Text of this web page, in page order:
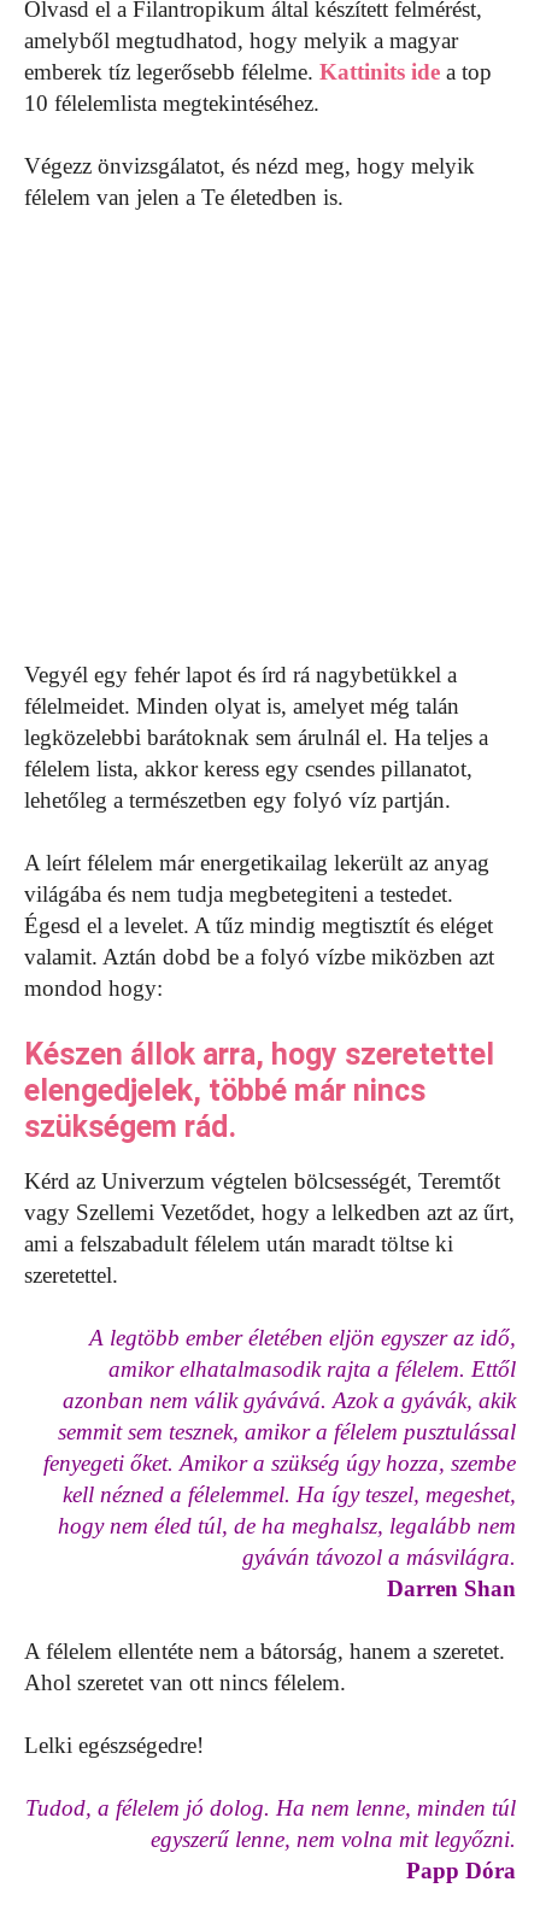
Olvasd el a Filantropikum által készített felmérést,
amelyből megtudhatod, hogy melyik a magyar
emberek tíz legerősebb félelme. Kattinits ide a top
10 félelemlista megtekintéséhez.
Végezz önvizsgálatot, és nézd meg, hogy melyik
félelem van jelen a Te életedben is.
Vegyél egy fehér lapot és írd rá nagybetükkel a
félelmeidet. Minden olyat is, amelyet még talán
legközelebbi barátoknak sem árulnál el. Ha teljes a
félelem lista, akkor keress egy csendes pillanatot,
lehetőleg a természetben egy folyó víz partján.
A leírt félelem már energetikailag lekerült az anyag
világába és nem tudja megbetegiteni a testedet.
Égesd el a levelet. A tűz mindig megtisztít és eléget
valamit. Aztán dobd be a folyó vízbe miközben azt
mondod hogy:
Készen állok arra, hogy szeretettel
elengedjelek, többé már nincs
szükségem rád.
Kérd az Univerzum végtelen bölcsességét, Teremtőt
vagy Szellemi Vezetődet, hogy a lelkedben azt az űrt,
ami a felszabadult félelem után maradt töltse ki
szeretettel.
A legtöbb ember életében eljön egyszer az idő,
amikor elhatalmasodik rajta a félelem. Ettől
azonban nem válik gyávává. Azok a gyávák, akik
semmit sem tesznek, amikor a félelem pusztulással
fenyegeti őket. Amikor a szükség úgy hozza, szembe
kell nézned a félelemmel. Ha így teszel, megeshet,
hogy nem éled túl, de ha meghalsz, legalább nem
gyáván távozol a másvilágra.
Darren Shan
A félelem ellentéte nem a bátorság, hanem a szeretet.
Ahol szeretet van ott nincs félelem.
Lelki egészségedre!
Tudod, a félelem jó dolog. Ha nem lenne, minden túl
egyszerű lenne, nem volna mit legyőzni.
Papp Dóra